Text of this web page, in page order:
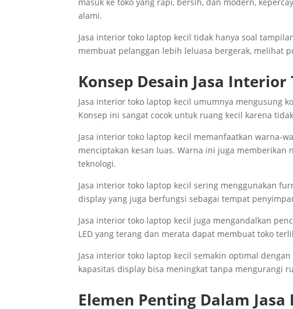
alami.
Jasa interior toko laptop kecil tidak hanya soal
membuat pelanggan lebih leluasa bergerak, melihat
Konsep Desain Jasa
Jasa interior toko laptop kecil umumnya mengusung
Konsep ini sangat cocok untuk ruang kecil karena
Jasa interior toko laptop kecil memanfaatkan warna-
menciptakan kesan luas. Warna ini juga
teknologi.
Jasa interior toko laptop kecil sering menggunakan
display yang juga berfungsi sebagai tempat
Jasa interior toko laptop kecil juga mengandalkan
LED yang terang dan merata dapat membuat toko
Jasa interior toko laptop kecil semakin optimal
kapasitas display bisa meningkat tanpa mengurangi
Elemen Penting Dalam